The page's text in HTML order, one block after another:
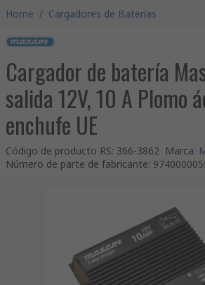
Home / Cargadores de Baterías
Cargador de batería
salida 12V, 10 A Plomo
enchufe UE
Código de producto RS: 366-3862 Marca:
Número de parte de fabricante: